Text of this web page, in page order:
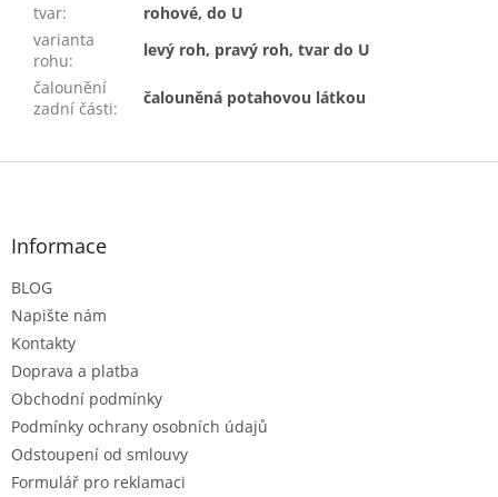
tvar:
rohové, do U
varianta
rohu:
levý roh, pravý roh, tvar do U
čalounění
zadní části:
čalouněná potahovou látkou
Z
Informace
BLOG
Napište nám
Kontakty
Doprava a platba
Obchodní podmínky
Podmínky ochrany osobních údajů
Odstoupení od smlouvy
Formulář pro reklamaci